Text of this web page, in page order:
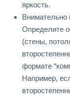
яркость.
Внимательно
Определите
(стены,
формате
Например,